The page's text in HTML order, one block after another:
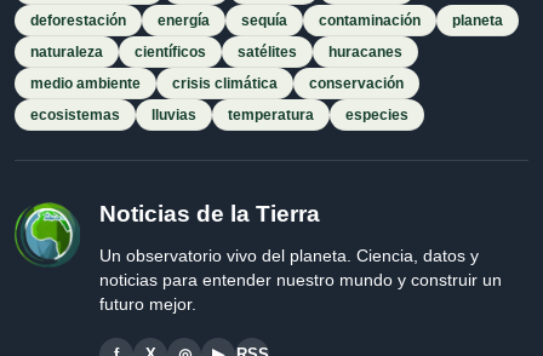
deforestación
energía sequía contaminación
planeta
naturaleza
científicos satélites
huracanes
medio ambiente
crisis climática
conservación
ecosistemas
lluvias temperatura especies
Noticias de la Tierra
Un observatorio vivo del planeta. Ciencia, datos y
noticias para entender nuestro mundo y construir un
futuro mejor.